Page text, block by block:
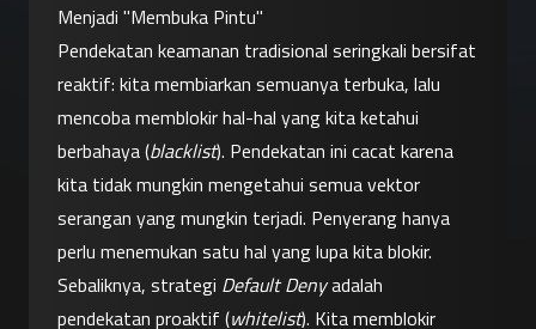
Menjadi "Membuka Pintu"
Pendekatan keamanan tradisional seringkali bersifat
reaktif: kita membiarkan semuanya terbuka, lalu
mencoba memblokir hal-hal yang kita ketahui
berbahaya (blacklist). Pendekatan ini cacat karena
kita tidak mungkin mengetahui semua vektor
serangan yang mungkin terjadi. Penyerang hanya
perlu menemukan satu hal yang lupa kita blokir.
Sebaliknya, strategi Default Deny adalah
pendekatan proaktif (whitelist). Kita memblokir